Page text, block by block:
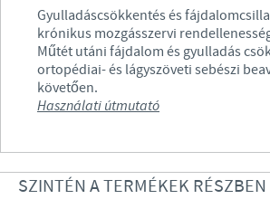
Gyulladáscsökkentés és
krónikus mozgásszervi
Műtét utáni fájdalom és gyulladás
ortopédiai- és lágyszöveti sebészi
követően.
Használati útmutató
SZINTÉN A TERMÉKEK RÉSZBEN